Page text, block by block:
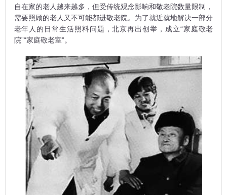
自在家的老人越来越多，但受传统观念影响和敬老院数量限制，
需要照顾的老人又不可能都进敬老院。为了就近就地解决一部分
老年人的日常生活照料问题，北京再出创举，成立“家庭敬老
院”“家庭敬老室”。